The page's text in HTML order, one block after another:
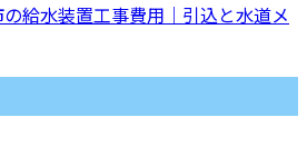
給水装置工事費用｜引込と水道メ